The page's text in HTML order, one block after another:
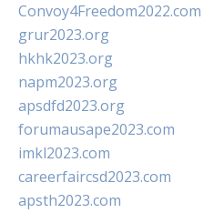
Convoy4Freedom2022.com
grur2023.org
hkhk2023.org
napm2023.org
apsdfd2023.org
forumausape2023.com
imkl2023.com
careerfaircsd2023.com
apsth2023.com